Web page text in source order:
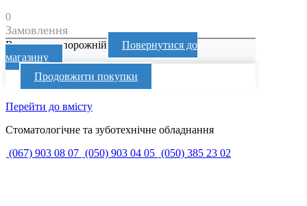
0
Замовлення
Ваш кошик порожній
Повернутися до
магазину
Продовжити покупки
Перейти до вмісту
Стоматологічне та зуботехнічне обладнання
(067) 903 08 07 (050) 903 04 05 (050) 385 23 02